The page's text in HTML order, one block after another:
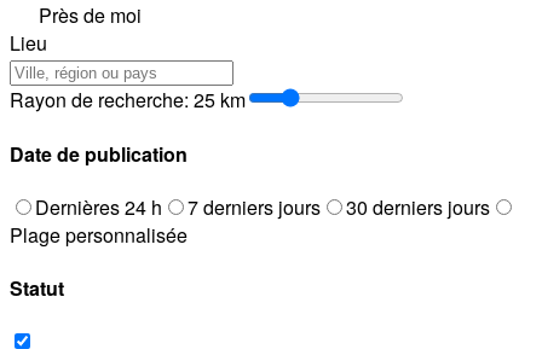
Près de moi
Lieu
Rayon de recherche: 25 km
Date de publication
Dernières 24 h
7 derniers jours
30 derniers jours
Plage personnalisée
Statut